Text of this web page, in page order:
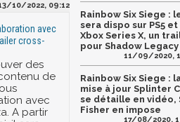
10/2022, 09:12
avec
cross-
des
de
avec
A partir
Rainbow Six Siege :
sera dispo sur PS5 et
Xbox Series X, un
pour Shadow Legacy
11/09/2020,
Rainbow Six Siege :
mise à jour Splinter
se détaille en vidéo,
Fisher en impose
17/08/2020,